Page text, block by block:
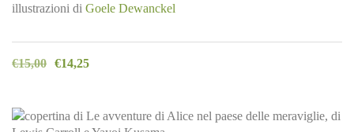
illustrazioni di Goele Dewanckel
€15,00 €14,25